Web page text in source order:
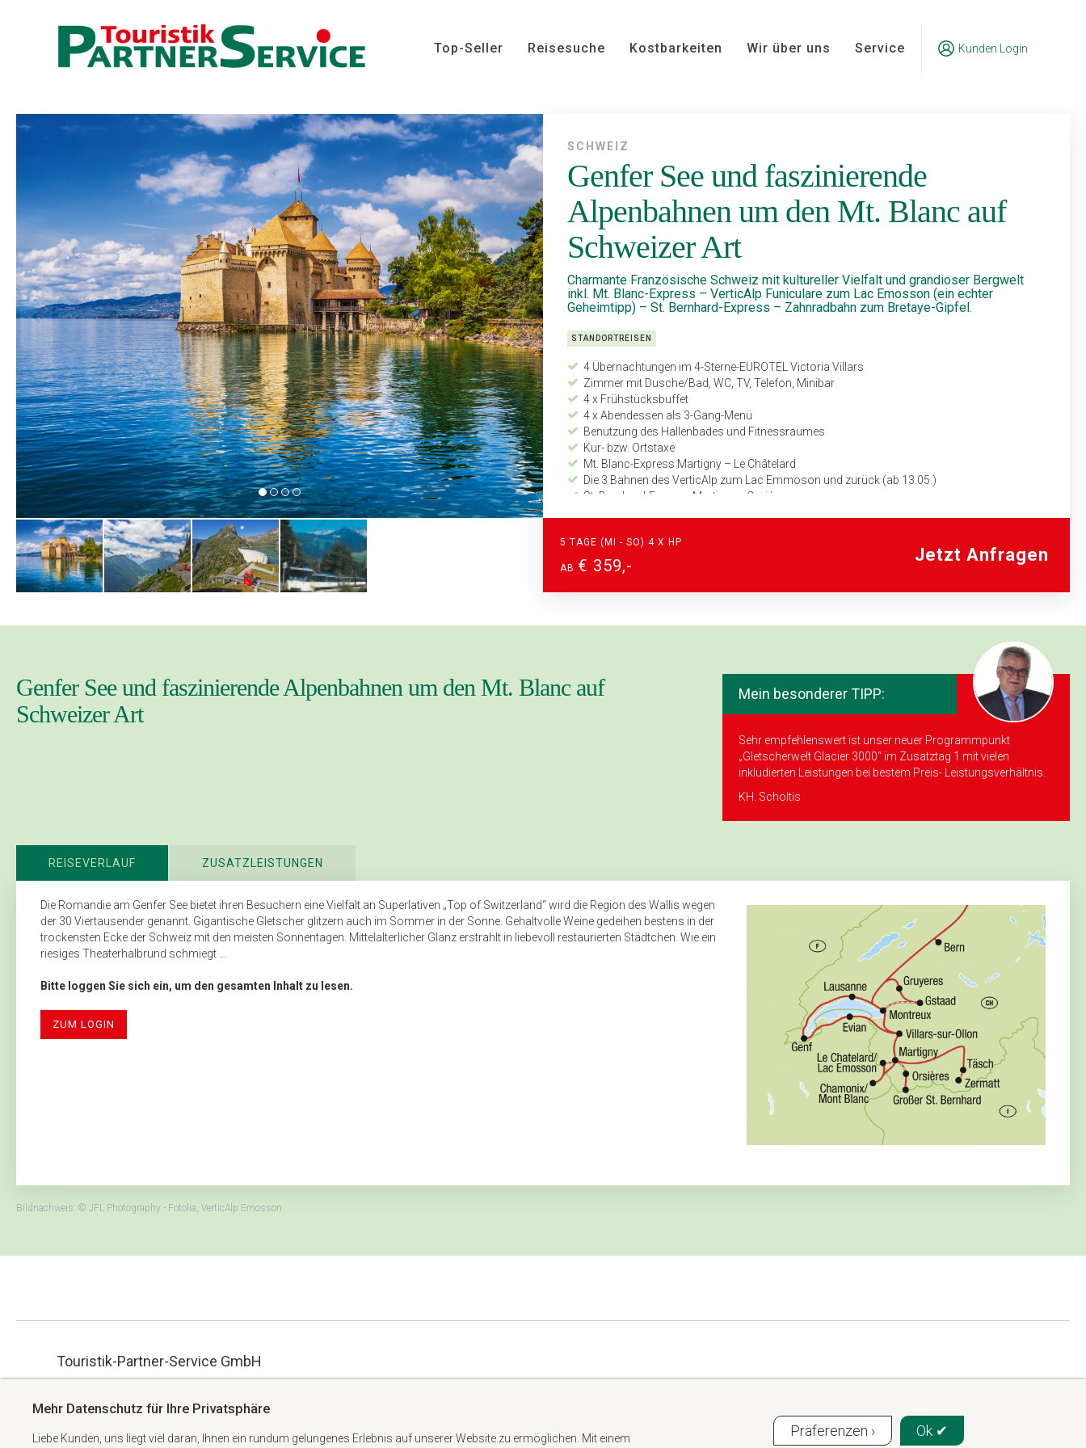
Top-Seller Reisesuche Kostbarkeiten Wir über uns Service Kunden Login
SCHWEIZ
Genfer See und faszinierende
Alpenbahnen um den Mt. Blanc auf
Schweizer Art
Charmante Französische Schweiz mit kultureller Vielfalt und grandioser Bergwelt
inkl. Mt. Blanc-Express – VerticAlp Funiculare zum Lac Emosson (ein echter
Geheimtipp) – St. Bernhard-Express – Zahnradbahn zum Bretaye-Gipfel.
STANDORTREISEN
4 Übernachtungen im 4-Sterne-EUROTEL Victoria Villars
Zimmer mit Dusche/Bad, WC, TV, Telefon, Minibar
4 x Frühstücksbuffet
4 x Abendessen als 3-Gang-Menü
Benutzung des Hallenbades und Fit­ness­raumes
Kur- bzw. Ortstaxe
Mt. Blanc-Express Martigny – Le Châtelard
Die 3 Bahnen des VerticAlp zum Lac Emmoson und zurück (ab 13.05.)
St. Bernhard-Express Martigny –Orsiéres
Zeitplan und Kilometerangaben
24-Stunden Notfall-Telefon
5 TAGE (MI - SO) 4 X HP
AB € 359,-
Jetzt Anfragen
Genfer See und faszinierende Alpenbahnen um den Mt. Blanc auf
Schweizer Art
Mein besonderer TIPP:
Sehr empfehlenswert ist unser neuer Programmpunkt
„Gletscherwelt Glacier 3000“ im Zusatztag 1 mit vielen
inkludierten Leistungen bei bestem Preis- Leistungsverhältnis.
KH. Scholtis
REISEVERLAUF ZUSATZLEISTUNGEN
Die Romandie am Genfer See bietet ihren Besuchern eine Vielfalt an Superlativen „Top of Switzerland“ wird die Region des Wallis wegen
der 30 Viertausender genannt. Gigantische Gletscher glitzern auch im Sommer in der Sonne. Gehaltvolle Weine gedeihen bestens in der
trockensten Ecke der Schweiz mit den meisten Sonnentagen. Mittelalterlicher Glanz erstrahlt in liebevoll restaurierten Städtchen. Wie ein
riesiges Theaterhalbrund schmiegt ...
Bitte loggen Sie sich ein, um den gesamten Inhalt zu lesen.
ZUM LOGIN
Bildnachweis: © JFL Photography - Fotolia, VerticAlp Emosson
Touristik-Partner-Service GmbH
+49 6074 6982738
63322 Rödermark
AGB
Mehr Datenschutz für Ihre Privatsphäre
Liebe Kunden, uns liegt viel daran, Ihnen ein rundum gelungenes Erlebnis auf unserer Website zu ermöglichen. Mit einem Präferenzen › Ok ✔